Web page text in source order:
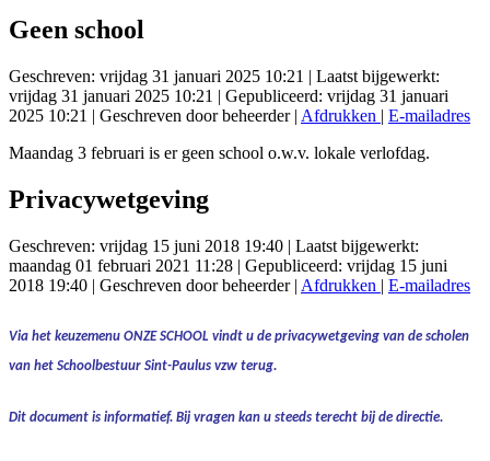
Geen school
Geschreven: vrijdag 31 januari 2025 10:21 | Laatst bijgewerkt:
vrijdag 31 januari 2025 10:21 | Gepubliceerd: vrijdag 31 januari
2025 10:21 | Geschreven door beheerder| Afdrukken | E-mailadres
Maandag 3 februari is er geen school o.w.v. lokale verlofdag.
Privacywetgeving
Geschreven: vrijdag 15 juni 2018 19:40 | Laatst bijgewerkt:
maandag 01 februari 2021 11:28 | Gepubliceerd: vrijdag 15 juni
2018 19:40 | Geschreven door beheerder| Afdrukken | E-mailadres
Via het keuzemenu ONZE SCHOOL vindt u de privacywetgeving van de scholen
van het Schoolbestuur Sint-Paulus vzw terug.
Dit document is informatief. Bij vragen kan u steeds terecht bij de directie.